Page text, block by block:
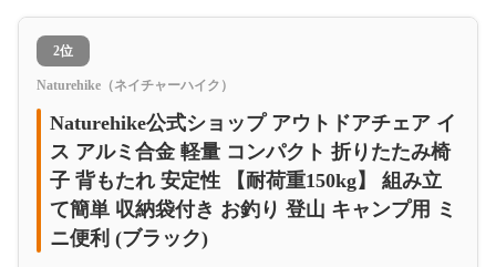
2位
Naturehike（ネイチャーハイク）
Naturehike公式ショップ アウトドアチェア イ
ス アルミ合金 軽量 コンパクト 折りたたみ椅
子 背もたれ 安定性 【耐荷重150kg】 組み立
て簡単 収納袋付き お釣り 登山 キャンプ用 ミ
ニ便利 (ブラック)